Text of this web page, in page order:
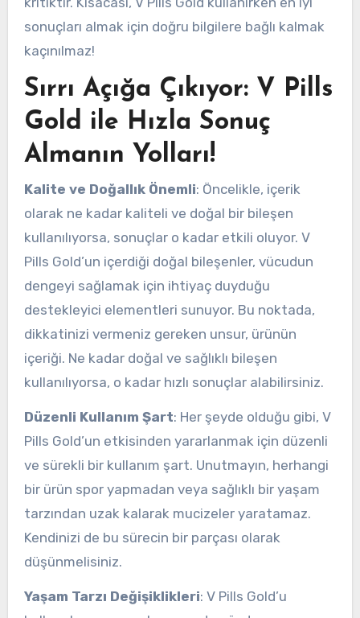
sonuçları almak için doğru bilgilere bağlı kalmak
kaçınılmaz!
Sırrı Açığa Çıkıyor: V Pills
Gold ile Hızla Sonuç
Almanın Yolları!
Kalite ve Doğallık Önemli: Öncelikle, içerik
olarak ne kadar kaliteli ve doğal bir bileşen
kullanılıyorsa, sonuçlar o kadar etkili oluyor. V
Pills Gold’un içerdiği doğal bileşenler, vücudun
dengeyi sağlamak için ihtiyaç duyduğu
destekleyici elementleri sunuyor. Bu noktada,
dikkatinizi vermeniz gereken unsur, ürünün
içeriği. Ne kadar doğal ve sağlıklı bileşen
kullanılıyorsa, o kadar hızlı sonuçlar alabilirsiniz.
Düzenli Kullanım Şart: Her şeyde olduğu gibi, V
Pills Gold’un etkisinden yararlanmak için düzenli
ve sürekli bir kullanım şart. Unutmayın, herhangi
bir ürün spor yapmadan veya sağlıklı bir yaşam
tarzından uzak kalarak mucizeler yaratamaz.
Kendinizi de bu sürecin bir parçası olarak
düşünmelisiniz.
Yaşam Tarzı Değişiklikleri: V Pills Gold’u